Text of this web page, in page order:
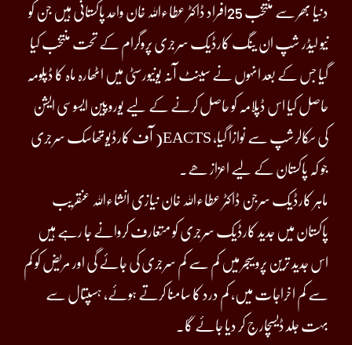
دنیا بھر سے منتخب 25افراد ڈاکٹر عطاءاللہ خان واحد پاکستانی ہیں جن کو
نیو لیڈر شپ ان ینگ کارڈیک سرجری پروگرام کے تحت منتخب کیا
گیا جس کے بعد انہوں نے سینٹ آنہ یونیورسٹی میں اٹھارہ ماہ کا ڈپلومہ
حاصل کیا اس ڈپلامہ کو حاصل کرنے کے لیے یوروپین ایسوسی ایشن
آف کارڈیوتھاسک سرجری )EACTS کی سکالرشپ سے نوازا گیا،
جو کہ پاکستان کے لیے اعزاز ھے۔
ماہر کارڈیک سرجن ڈاکٹر عطاءاللہ خان نیازی انشاءاللہ عنقریب
پاکستان میں جدید کارڈیک سرجری کو متعارف کروانے جا رہے ہیں
اس جدید ترین پروسیجر میں کم سے کم سرجری کی جائے گی اور مریض کو کم
سے کم اخراجات میں، کم درد کا سامنا کرتے ہوئے، ہسپتال سے
بہت جلد ڈیسچارج کر دیا جائے گا۔